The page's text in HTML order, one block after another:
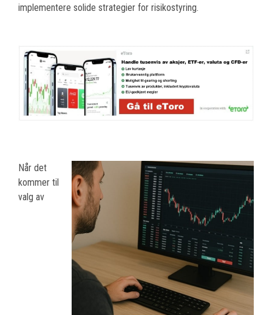
implementere solide strategier for risikostyring.
Når det
kommer til
valg av